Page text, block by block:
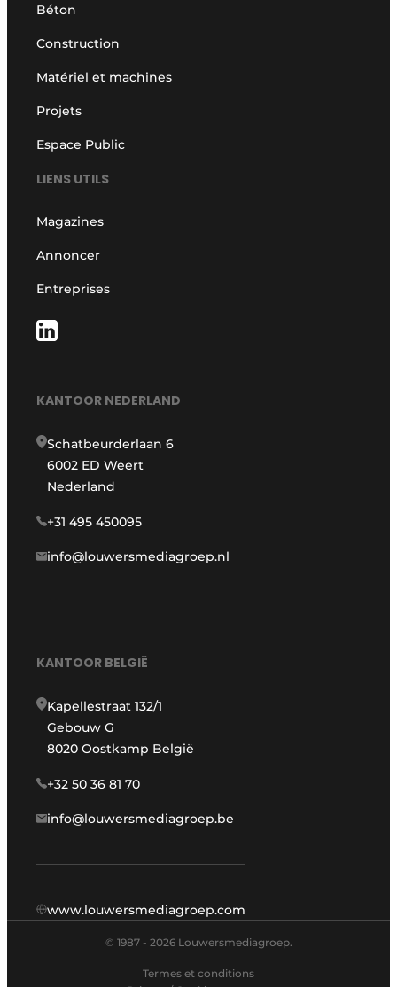
Béton
Construction
Matériel et machines
Projets
Espace Public
LIENS UTILS
Magazines
Annoncer
Entreprises
KANTOOR NEDERLAND
Schatbeurderlaan 6
6002 ED Weert
Nederland
+31 495 450095
info@louwersmediagroep.nl
KANTOOR BELGIË
Kapellestraat 132/1
Gebouw G
8020 Oostkamp België
+32 50 36 81 70
info@louwersmediagroep.be
www.louwersmediagroep.com
© 1987 - 2026 Louwersmediagroep.
Termes et conditions